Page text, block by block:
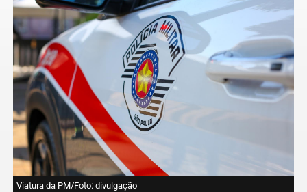
Viatura da PM/Foto: divulgação